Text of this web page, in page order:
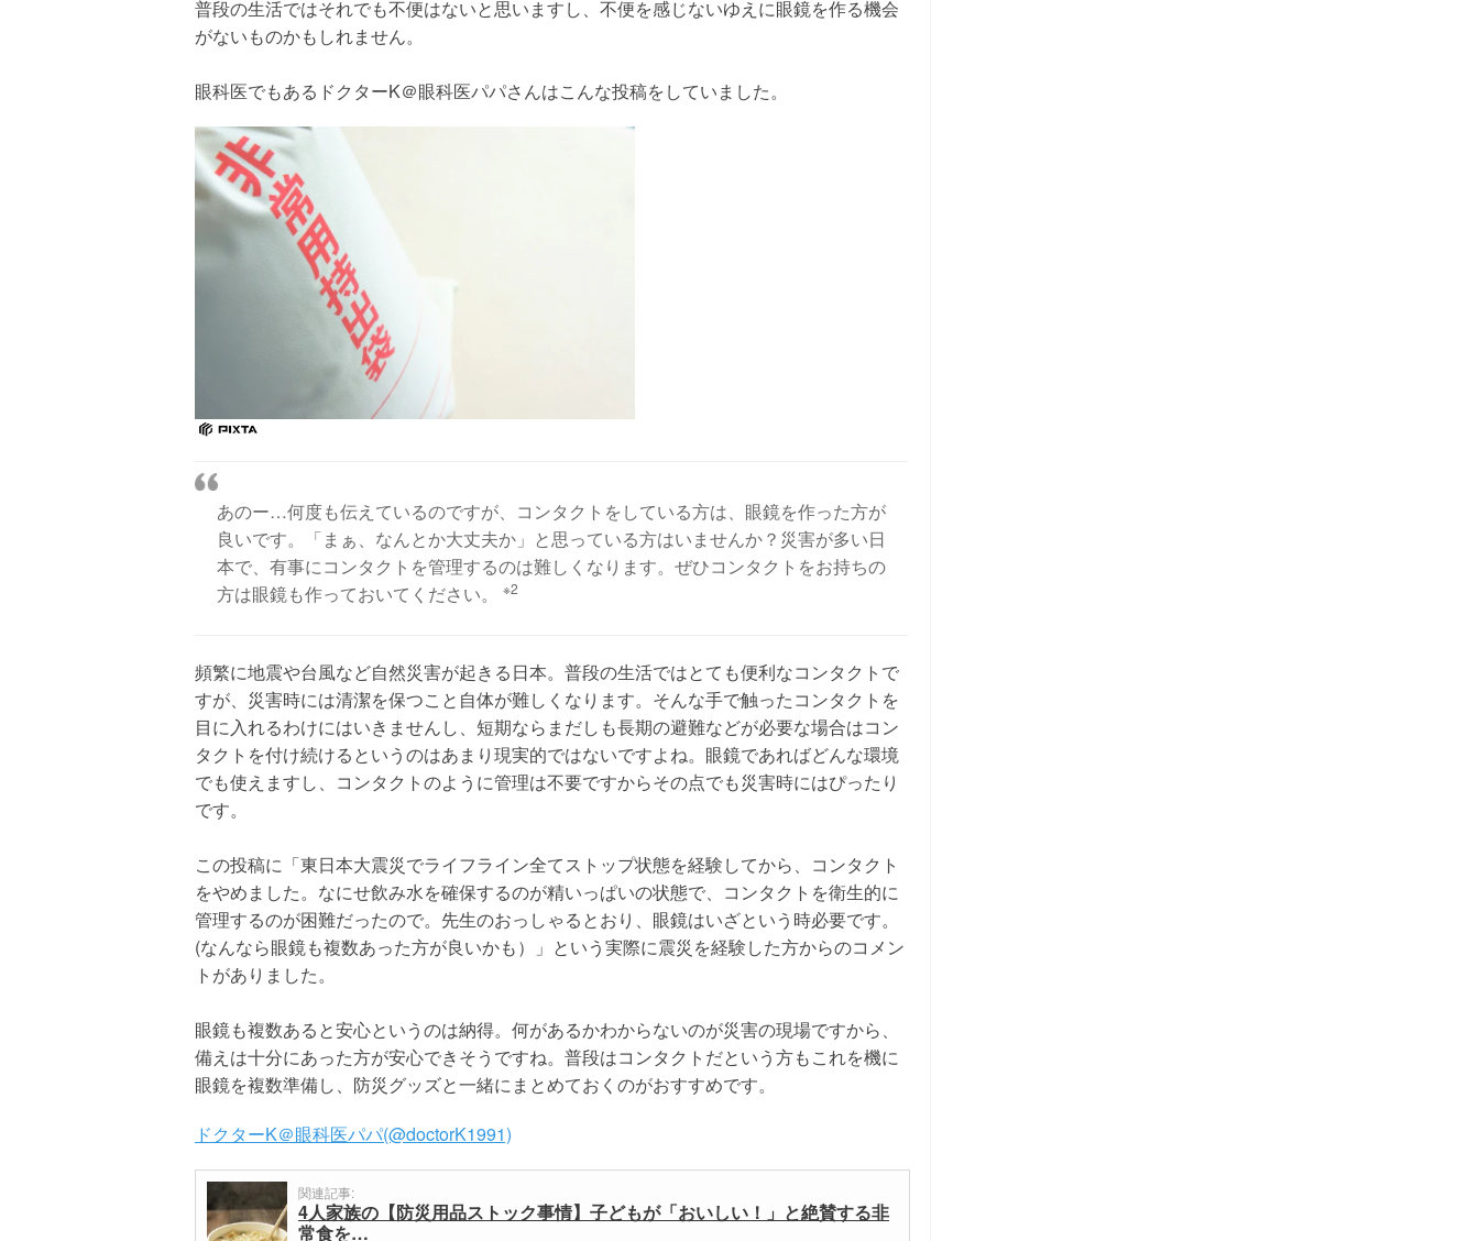
普段の生活ではそれでも不便はないと思いますし、不便を感じないゆえに眼鏡を作る機会
がないものかもしれません。
眼科医でもあるドクターK＠眼科医パパさんはこんな投稿をしていました。
あのー…何度も伝えているのですが、コンタクトをしている方は、眼鏡を作った方が
良いです。「まぁ、なんとか大丈夫か」と思っている方はいませんか？災害が多い日
本で、有事にコンタクトを管理するのは難しくなります。ぜひコンタクトをお持ちの
方は眼鏡も作っておいてください。
※2
頻繁に地震や台風など自然災害が起きる日本。普段の生活ではとても便利なコンタクトで
すが、災害時には清潔を保つこと自体が難しくなります。そんな手で触ったコンタクトを
目に入れるわけにはいきませんし、短期ならまだしも長期の避難などが必要な場合はコン
タクトを付け続けるというのはあまり現実的ではないですよね。眼鏡であればどんな環境
でも使えますし、コンタクトのように管理は不要ですからその点でも災害時にはぴったり
です。
この投稿に「東日本大震災でライフライン全てストップ状態を経験してから、コンタクト
をやめました。なにせ飲み水を確保するのが精いっぱいの状態で、コンタクトを衛生的に
管理するのが困難だったので。先生のおっしゃるとおり、眼鏡はいざという時必要です。
(なんなら眼鏡も複数あった方が良いかも）」という実際に震災を経験した方からのコメン
トがありました。
眼鏡も複数あると安心というのは納得。何があるかわからないのが災害の現場ですから、
備えは十分にあった方が安心できそうですね。普段はコンタクトだという方もこれを機に
眼鏡を複数準備し、防災グッズと一緒にまとめておくのがおすすめです。
ドクターK＠眼科医パパ(@doctorK1991)
関連記事:
4人家族の【防災用品ストック事情】子どもが「おいしい！」と絶賛する非
常食を…